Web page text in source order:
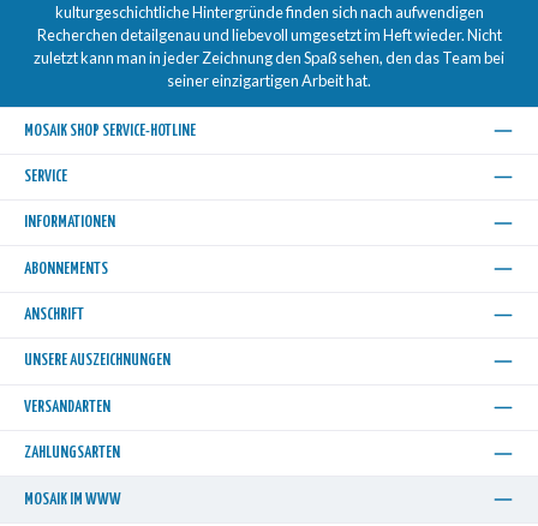
kulturgeschichtliche Hintergründe finden sich nach aufwendigen
Recherchen detailgenau und liebevoll umgesetzt im Heft wieder. Nicht
zuletzt kann man in jeder Zeichnung den Spaß sehen, den das Team bei
seiner einzigartigen Arbeit hat.
MOSAIK SHOP SERVICE-HOTLINE
SERVICE
INFORMATIONEN
ABONNEMENTS
ANSCHRIFT
UNSERE AUSZEICHNUNGEN
VERSANDARTEN
ZAHLUNGSARTEN
MOSAIK IM WWW